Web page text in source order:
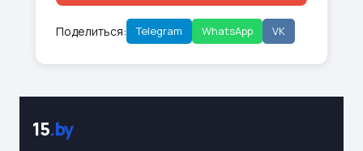
Поделиться: Telegram WhatsApp VK
15.by